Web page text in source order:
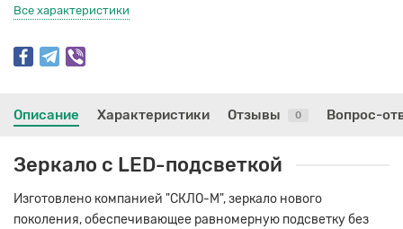
Все характеристики
Описание Характеристики Отзывы 0 Вопрос-
Зеркало с LED-подсветкой
Изготовлено компанией "СКЛО-М", зеркало нового
поколения, обеспечивающее равномерную подсветку без